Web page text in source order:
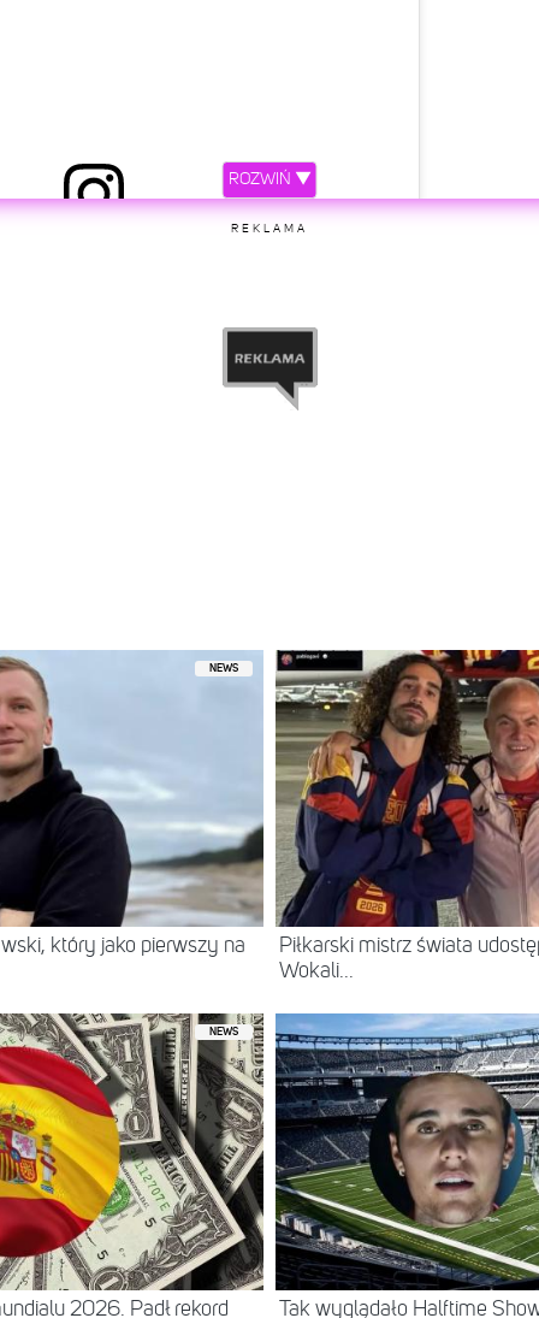
przez FAME MMA (@famemmatv)
ROZWIŃ ▼
REKLAMA
NEWS
który jako pierwszy na
Piłkarski mistrz świata
Wokali...
NEWS
2026. Padł rekord Tak wyglądało Halftime